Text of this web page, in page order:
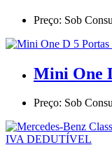
Preço: Sob
Mini One
Preço: Sob